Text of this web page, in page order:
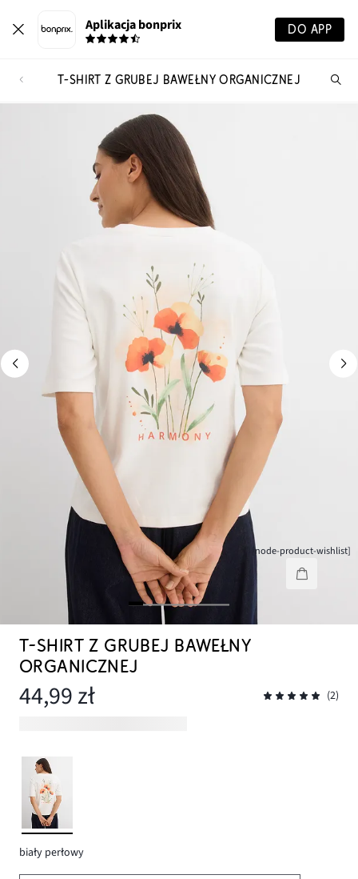
Aplikacja bonprix DO APP
T-SHIRT Z GRUBEJ BAWEŁNY ORGANICZNEJ
[node-product-wishlist]
T-SHIRT Z GRUBEJ BAWEŁNY
ORGANICZNEJ
44,99 zł (2)
biały perłowy